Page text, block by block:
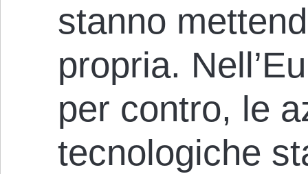
stanno
propria.
per contro, le
tecnologiche